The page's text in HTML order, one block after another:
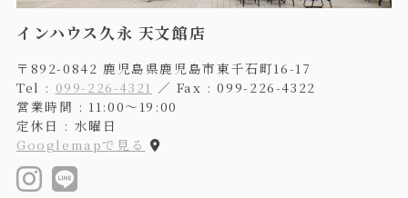
インハウス久永 天文館店
〒892-0842 鹿児島県鹿児島市東千石町16-17
Tel : 099-226-4321 ／ Fax : 099-226-4322
営業時間 : 11:00〜19:00
定休日 : 水曜日
Googlemapで見る